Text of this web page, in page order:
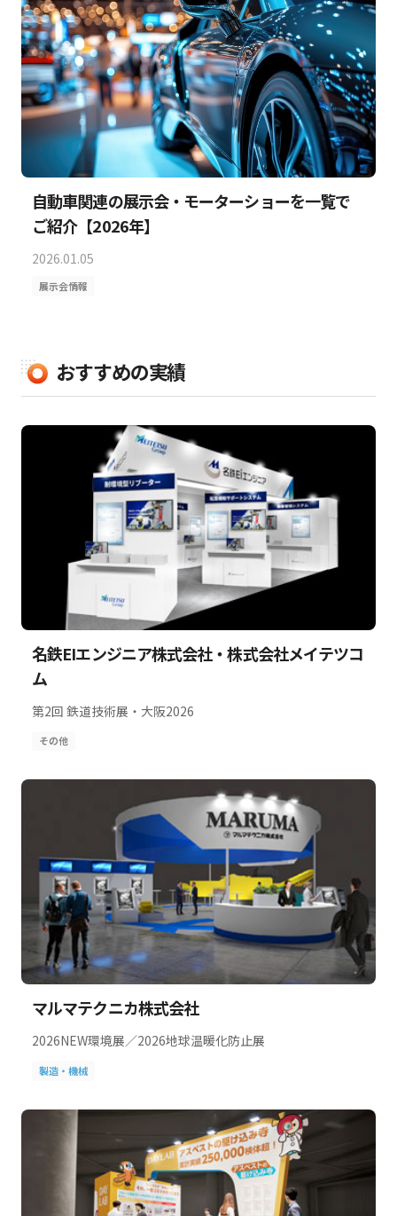
自動車関連の展示会・モーターショーを一覧で
ご紹介【2026年】
2026.01.05
展示会情報
おすすめの実績
名鉄EIエンジニア株式会社・株式会社メイテツコ
ム
第2回 鉄道技術展・大阪2026
その他
マルマテクニカ株式会社
2026NEW環境展／2026地球温暖化防止展
製造・機械